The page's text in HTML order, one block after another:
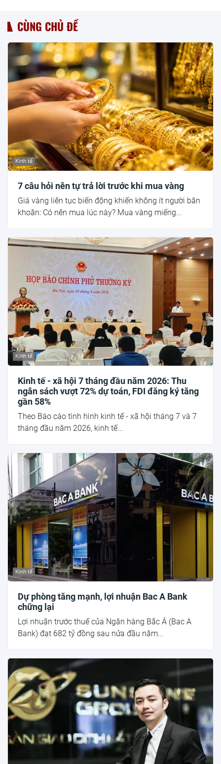
CÙNG CHỦ ĐỀ
Kinh tế
7 câu hỏi nên tự trả lời trước khi mua vàng
Giá vàng liên tục biến động khiến không ít người băn
khoăn: Có nên mua lúc này? Mua vàng miếng...
Kinh tế
Kinh tế - xã hội 7 tháng đầu năm 2026: Thu
ngân sách vượt 72% dự toán, FDI đăng ký tăng
gần 58%
Theo Báo cáo tình hình kinh tế - xã hội tháng 7 và 7
tháng đầu năm 2026, kinh tế...
Kinh tế
Dự phòng tăng mạnh, lợi nhuận Bac A Bank
chững lại
Lợi nhuận trước thuế của Ngân hàng Bắc Á (Bac A
Bank) đạt 682 tỷ đồng sau nửa đầu năm...